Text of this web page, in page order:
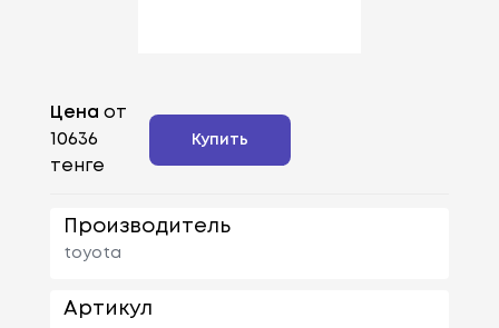
Цена от
10636
тенге
Купить
Производитель
toyota
Артикул